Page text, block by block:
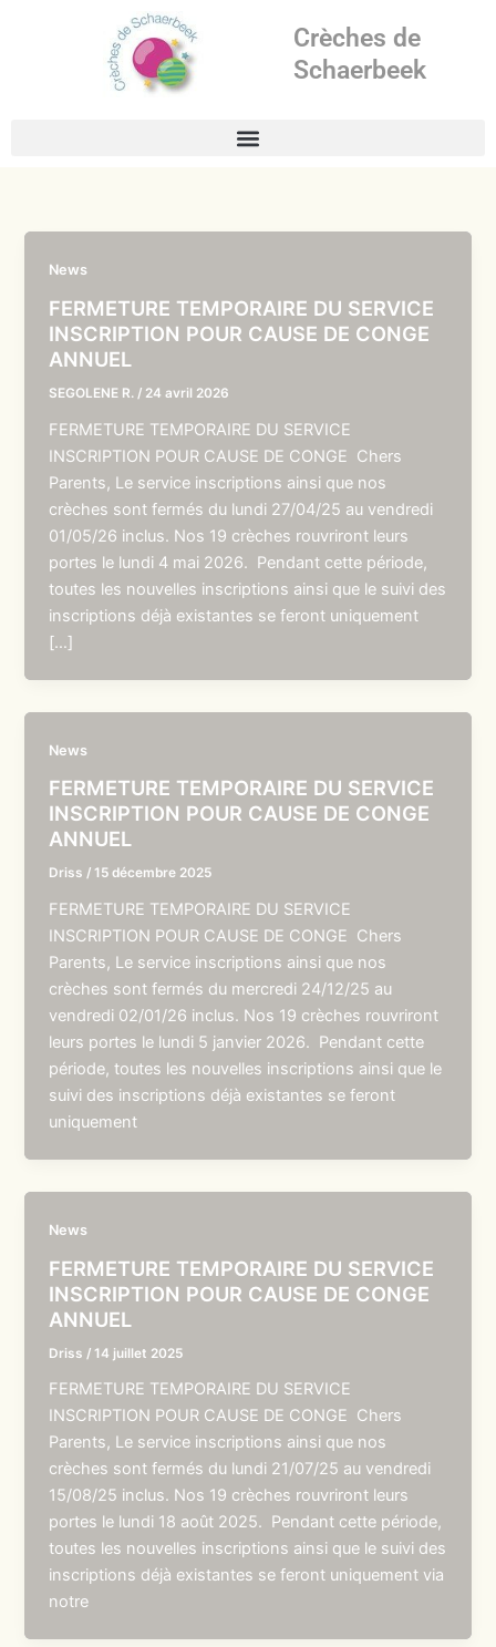
Crèches de
Schaerbeek
News
FERMETURE TEMPORAIRE DU SERVICE
INSCRIPTION POUR CAUSE DE CONGE
ANNUEL
SEGOLENE R. / 24 avril 2026
FERMETURE TEMPORAIRE DU SERVICE
INSCRIPTION POUR CAUSE DE CONGE Chers
Parents, Le service inscriptions ainsi que nos
crèches sont fermés du lundi 27/04/25 au vendredi
01/05/26 inclus. Nos 19 crèches rouvriront leurs
portes le lundi 4 mai 2026. Pendant cette période,
toutes les nouvelles inscriptions ainsi que le suivi des
inscriptions déjà existantes se feront uniquement
[…]
News
FERMETURE TEMPORAIRE DU SERVICE
INSCRIPTION POUR CAUSE DE CONGE
ANNUEL
Driss /15 décembre 2025
FERMETURE TEMPORAIRE DU SERVICE
INSCRIPTION POUR CAUSE DE CONGE Chers
Parents, Le service inscriptions ainsi que nos
crèches sont fermés du mercredi 24/12/25 au
vendredi 02/01/26 inclus. Nos 19 crèches rouvriront
leurs portes le lundi 5 janvier 2026. Pendant cette
période, toutes les nouvelles inscriptions ainsi que le
suivi des inscriptions déjà existantes se feront
uniquement
News
FERMETURE TEMPORAIRE DU SERVICE
INSCRIPTION POUR CAUSE DE CONGE
ANNUEL
Driss /14 juillet 2025
FERMETURE TEMPORAIRE DU SERVICE
INSCRIPTION POUR CAUSE DE CONGE Chers
Parents, Le service inscriptions ainsi que nos
crèches sont fermés du lundi 21/07/25 au vendredi
15/08/25 inclus. Nos 19 crèches rouvriront leurs
portes le lundi 18 août 2025. Pendant cette période,
toutes les nouvelles inscriptions ainsi que le suivi des
inscriptions déjà existantes se feront uniquement via
notre